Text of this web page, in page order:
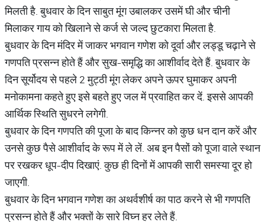
मिलती है. बुधवार के दिन साबुत मूंग उबालकर उसमें घी और चीनी
मिलाकर गाय को खिलाने से कर्ज से जल्द छुटकारा मिलता है.
बुधवार के दिन मंदिर में जाकर भगवान गणेश को दूर्वा और लड्डू चढ़ाने से
गणपति प्रसन्न होते हैं और सुख-समृद्धि का आशीर्वाद देते हैं. बुधवार के
दिन सूर्योदय से पहले 2 मुट्ठी मूंग लेकर अपने ऊपर घुमाकर अपनी
मनोकामना कहते हुए इसे बहते हुए जल में प्रवाहित कर दें. इससे आपकी
आर्थिक स्थिति सुधरने लगेगी.
बुधवार के दिन गणपति की पूजा के बाद किन्नर को कुछ धन दान करें और
उनसे कुछ पैसे आशीर्वाद के रूप में ले लें. अब इन पैसों को पूजा वाले स्थान
पर रखकर धूप-दीप दिखाएं. कुछ ही दिनों में आपकी सारी समस्या दूर हो
जाएगी.
बुधवार के दिन भगवान गणेश का अथर्वशीर्ष का पाठ करने से भी गणपति
प्रसन्न होते हैं और भक्तों के सारे विघ्न हर लेते हैं.